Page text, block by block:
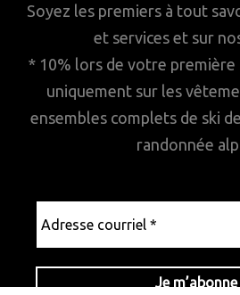
Soyez les premiers à tout
et services et sur
* 10% lors de votre première
uniquement sur les
ensembles complets de ski
randonnée
courriel
*